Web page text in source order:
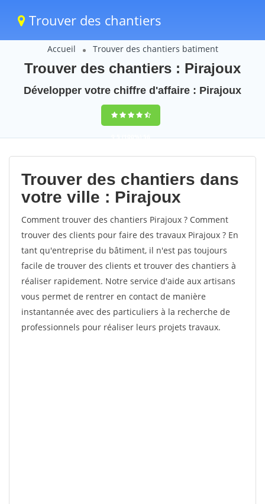
Trouver des chantiers
Accueil Trouver des chantiers batiment
Trouver des chantiers : Pirajoux
Développer votre chiffre d'affaire : Pirajoux
9,5(100%)56
votes
Trouver des chantiers dans
votre ville : Pirajoux
Comment trouver des chantiers Pirajoux ? Comment
trouver des clients pour faire des travaux Pirajoux ? En
tant qu'entreprise du bâtiment, il n'est pas toujours
facile de trouver des clients et trouver des chantiers à
réaliser rapidement. Notre service d'aide aux artisans
vous permet de rentrer en contact de manière
instantannée avec des particuliers à la recherche de
professionnels pour réaliser leurs projets travaux.